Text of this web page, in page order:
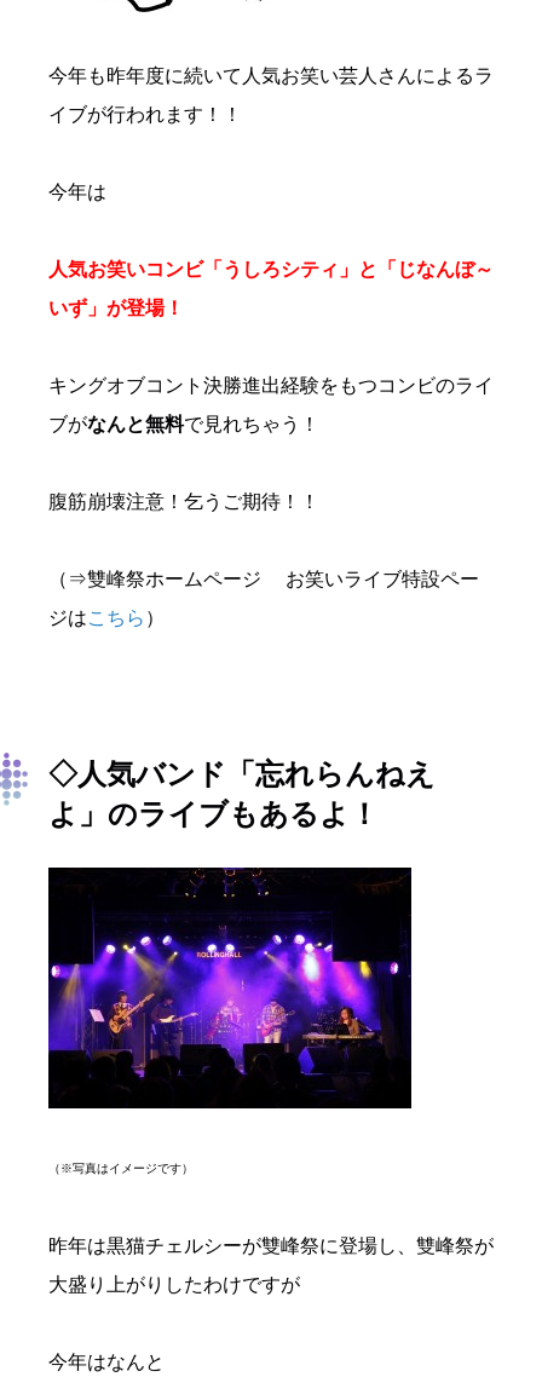
今年も昨年度に続いて人気お笑い芸人さんによるラ
イブが行われます！！
今年は
人気お笑いコンビ「うしろシティ」と「じなんぼ～
いず」が登場！
キングオブコント決勝進出経験をもつコンビのライ
ブがなんと無料で見れちゃう！
腹筋崩壊注意！乞うご期待！！
（⇒雙峰祭ホームページ お笑いライブ特設ペー
ジはこちら ）
◇人気バンド「忘れらんねえ
よ」のライブもあるよ！
（※写真はイメージです）
昨年は黒猫チェルシーが雙峰祭に登場し、雙峰祭が
大盛り上がりしたわけですが
今年はなんと